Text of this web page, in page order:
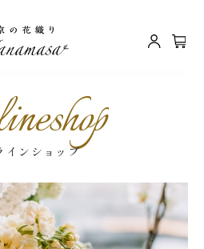
インショップ